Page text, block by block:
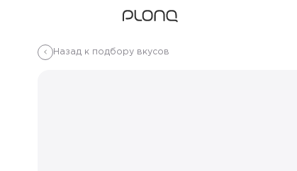
Назад к подбору вкусов